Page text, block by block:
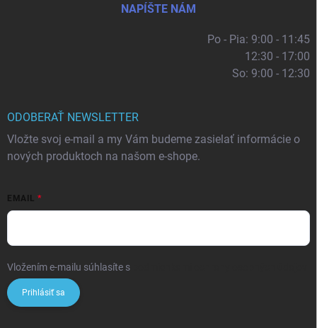
NAPÍŠTE NÁM
Po - Pia: 9:00 - 11:45
12:30 - 17:00
So: 9:00 - 12:30
ODOBERAŤ NEWSLETTER
Vložte svoj e-mail a my Vám budeme zasielať informácie o
nových produktoch na našom e-shope.
EMAIL
Vložením e-mailu súhlasíte s
Prihlásiť sa